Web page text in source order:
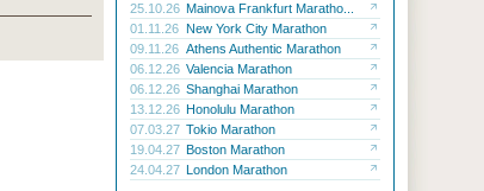
25.10.26 Mainova Frankfurt Maratho...
01.11.26 New York City Marathon
09.11.26 Athens Authentic Marathon
06.12.26 Valencia Marathon
06.12.26 Shanghai Marathon
13.12.26 Honolulu Marathon
07.03.27 Tokio Marathon
19.04.27 Boston Marathon
24.04.27 London Marathon